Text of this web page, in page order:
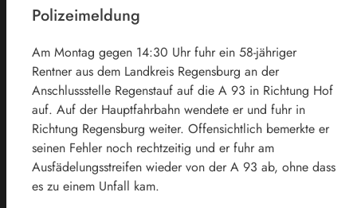
Polizeimeldung
Am Montag gegen 14:30 Uhr fuhr ein 58-jähriger
Rentner aus dem Landkreis Regensburg an der
Anschlussstelle Regenstauf auf die A 93 in Richtung Hof
auf. Auf der Hauptfahrbahn wendete er und fuhr in
Richtung Regensburg weiter. Offensichtlich bemerkte er
seinen Fehler noch rechtzeitig und er fuhr am
Ausfädelungsstreifen wieder von der A 93 ab, ohne dass
es zu einem Unfall kam.